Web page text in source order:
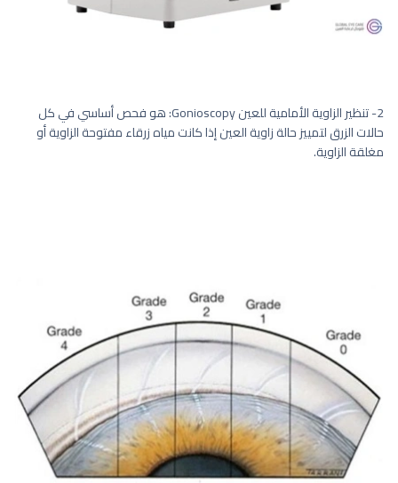
2- تنظير الزاوية الأمامية للعين Gonioscopy: هو فحص أساسي في كل
حالات الزرق لتمييز حالة زاوية العين إذا كانت مياه زرقاء مفتوحة الزاوية أو
مغلقة الزاوية.